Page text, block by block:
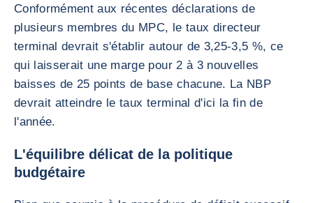
Conformément aux récentes déclarations de
plusieurs membres du MPC, le taux directeur
terminal devrait s'établir autour de 3,25-3,5 %, ce
qui laisserait une marge pour 2 à 3 nouvelles
baisses de 25 points de base chacune. La NBP
devrait atteindre le taux terminal d'ici la fin de
l'année.
L'équilibre délicat de la politique
budgétaire